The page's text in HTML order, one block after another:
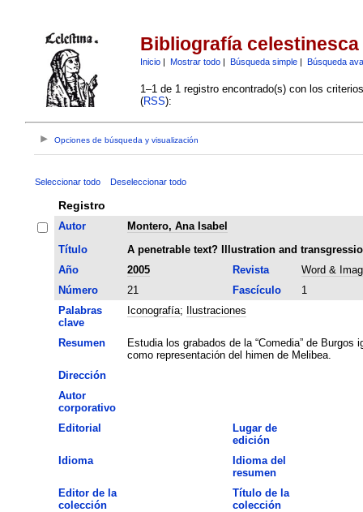
Bibliografía celestinesca
Inicio| Mostrar todo| Búsqueda simple| Búsqueda
1–1 de 1 registro encontrado(s) con los
(RSS):
Opciones de búsqueda y visualización
Seleccionar todo Deseleccionar todo
Registro
Autor
Montero, Ana Isabel
Título
A penetrable text? Illustration and
Año
2005 Revista
Word &
Número
21 Fascículo
1
Palabras
clave
Iconografía; Ilustraciones
Resumen
Estudia los grabados de la “Comedia” de
como representación del himen de Melibea.
Dirección
Autor
corporativo
Editorial
Lugar de
edición
Idioma
Idioma del
resumen
Editor de la
colección
Título de la
colección